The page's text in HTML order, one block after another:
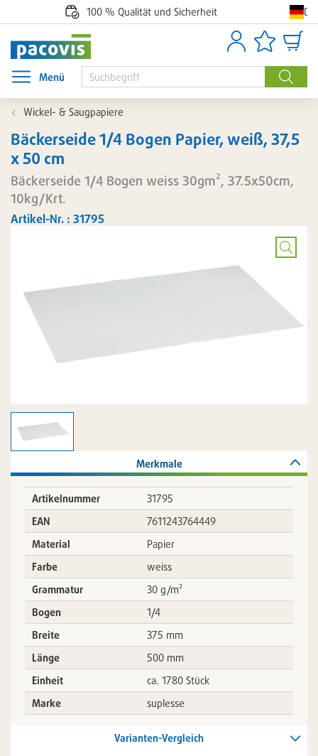
100 % Qualität und Sicherheit
Suche
AnmeldenArtikellisten
Menü
Menü öffnen
Wickel- & Saugpapiere
Bäckerseide 1/4 Bogen Papier, weiß, 37,5
x 50 cm
Bäckerseide 1/4 Bogen weiss 30gm², 37.5x50cm,
10kg/Krt.
Artikel-Nr. : 31795
Bild
Merkmale
Artikelnummer
31795
EAN
7611243764449
Material
Papier
Farbe
weiss
Grammatur
30 g/m²
Bogen
1/4
Breite
375 mm
Länge
500 mm
Einheit
ca. 1780 Stück
Marke
suplesse
Varianten-Vergleich